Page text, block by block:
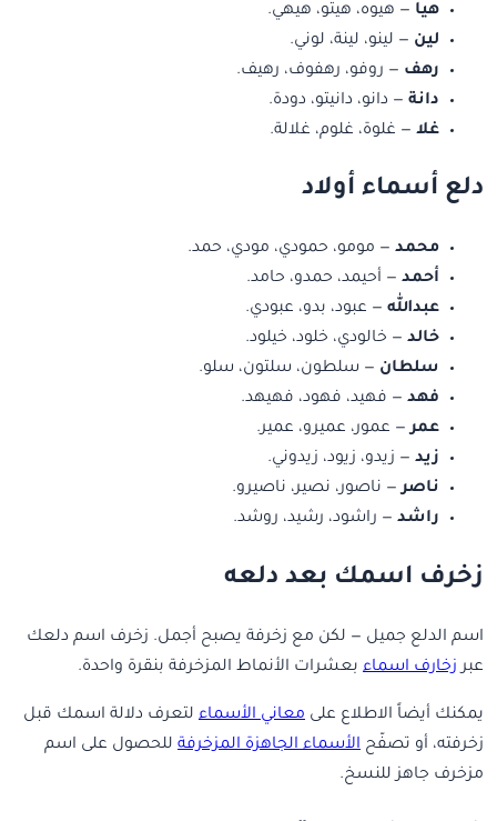
هيا — هيوه، هيتو، هيهي.
لين — لينو، لينة، لوني.
رهف — روفو، رهفوف، رهيف.
دانة — دانو، دانيتو، دودة.
غلا — غلوة، غلوم، غلالة.
دلع أسماء أولاد
محمد — مومو، حمودي، مودي، حمد.
أحمد — أحيمد، حمدو، حامد.
عبدالله — عبود، بدو، عبودي.
خالد — خالودي، خلود، خيلود.
سلطان — سلطون، سلتون، سلو.
فهد — فهيد، فهود، فهيهد.
عمر— عمور، عميرو، عمير.
زيد — زيدو، زيود، زيدوني.
ناصر— ناصور، نصير، ناصيرو.
راشد — راشود، رشيد، روشد.
زخرف اسمك بعد دلعه
اسم الدلع جميل — لكن مع زخرفة يصبح أجمل. زخرف اسم دلعك
عبرزخارف اسماء بعشرات الأنماط المزخرفة بنقرة واحدة.
يمكنك أيضاً الاطلاع على معاني الأسماء لتعرف دلالة اسمك قبل
زخرفته، أو تصفّح الأسماء الجاهزة المزخرفة للحصول على اسم
مزخرف جاهز للنسخ.